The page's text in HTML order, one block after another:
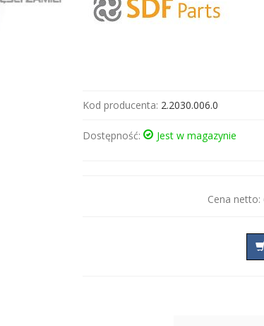
Kod producenta: 2.2030.006.0
Dostępność: Jest w magazynie
Cena netto: